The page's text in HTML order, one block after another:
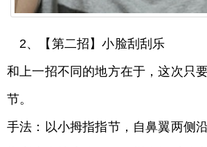
2、【第二招】小脸刮刮乐
和上一招不同的地方在于，这次只
节。
手法：以小拇指指节，自鼻翼两侧